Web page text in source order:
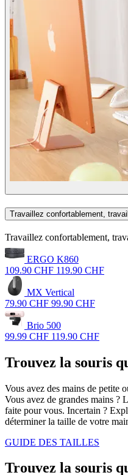
Travaillez confortablement,
Travaillez confortablement,
ERGO K860
109.90 CHF 119.90 CHF
MX Vertical
79.90 CHF 99.90 CHF
Brio 500
99.99 CHF 119.90 CHF
Trouvez la souris
Vous avez des mains de petite
Vous avez de grandes mains ?
faite pour vous. Incertain ?
déterminer la taille de votre
GUIDE DES TAILLES
Trouvez la souris